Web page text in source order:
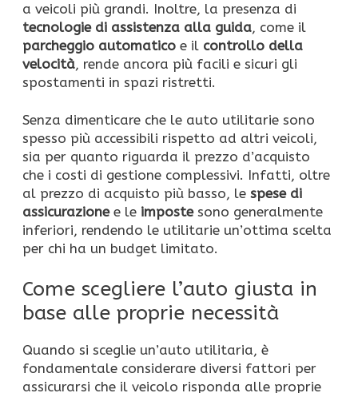
a veicoli più grandi. Inoltre, la presenza di
tecnologie di assistenza alla guida, come il
parcheggio automatico e il controllo della
velocità, rende ancora più facili e sicuri gli
spostamenti in spazi ristretti.
Senza dimenticare che le auto utilitarie sono
spesso più accessibili rispetto ad altri veicoli,
sia per quanto riguarda il prezzo d’acquisto
che i costi di gestione complessivi. Infatti, oltre
al prezzo di acquisto più basso, le spese di
assicurazionee le impostesono generalmente
inferiori, rendendo le utilitarie un’ottima scelta
per chi ha un budget limitato.
Come scegliere l’auto giusta in
base alle proprie necessità
Quando si sceglie un’auto utilitaria, è
fondamentale considerare diversi fattori per
assicurarsi che il veicolo risponda alle proprie